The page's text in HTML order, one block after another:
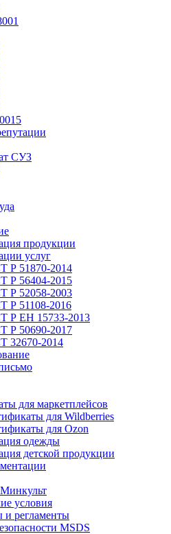
СУЗ
продукции
услуг
Р 51870-2014
Р 56404-2015
Р 52058-2003
Р 51108-2016
Р ЕН 15733-2013
Р 50690-2017
32670-2014
для маркетплейсов
для Wildberries
для Ozon
одежды
детской продукции
условия
и регламенты
MSDS